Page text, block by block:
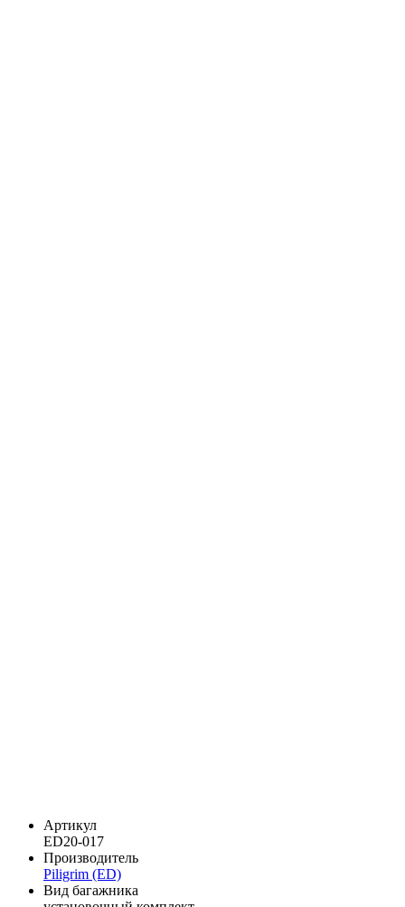
Артикул
ED20-017
Производитель
Piligrim (ED)
Вид багажника